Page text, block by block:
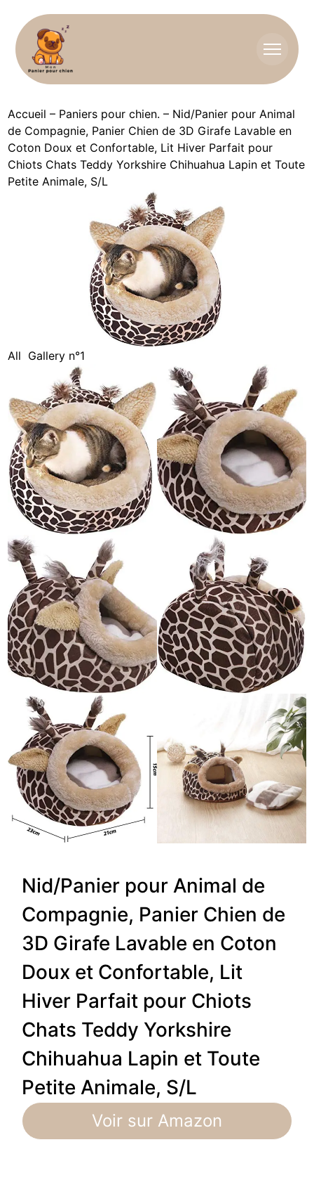
Accueil – Paniers pour chien. – Nid/Panier pour Animal
de Compagnie, Panier Chien de 3D Girafe Lavable en
Coton Doux et Confortable, Lit Hiver Parfait pour
Chiots Chats Teddy Yorkshire Chihuahua Lapin et Toute
Petite Animale, S/L
All Gallery n°1
Nid/Panier pour Animal de
Compagnie, Panier Chien de
3D Girafe Lavable en Coton
Doux et Confortable, Lit
Hiver Parfait pour Chiots
Chats Teddy Yorkshire
Chihuahua Lapin et Toute
Petite Animale, S/L
Voir sur Amazon